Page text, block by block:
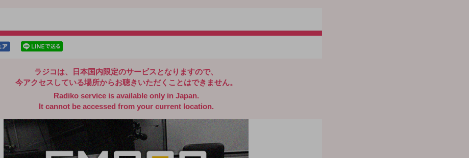
ラジコは、日本国内限定のサービスとなりますので、
今アクセスしている場所からお聴きいただくことはできません。
Radiko service is available only in Japan.
It cannot be accessed from your current location.